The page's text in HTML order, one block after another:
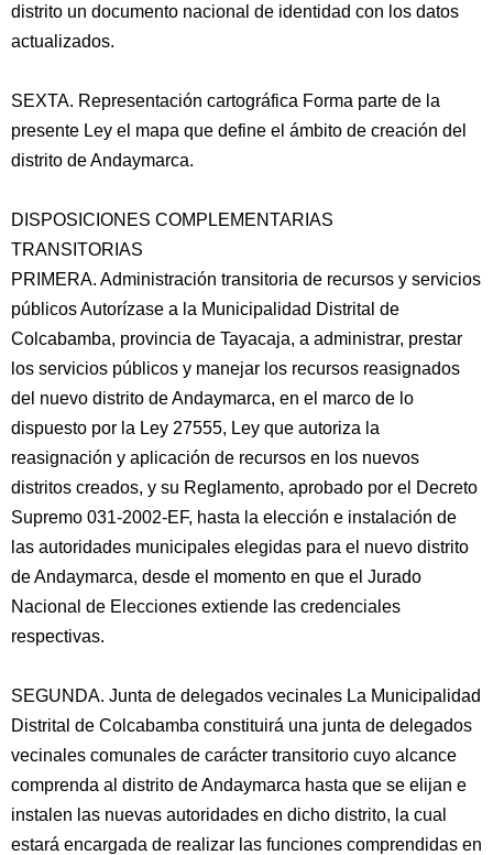
distrito un documento nacional de identidad con los datos
actualizados.
SEXTA. Representación cartográfica Forma parte de la
presente Ley el mapa que define el ámbito de creación del
distrito de Andaymarca.
DISPOSICIONES COMPLEMENTARIAS
TRANSITORIAS
PRIMERA. Administración transitoria de recursos y servicios
públicos Autorízase a la Municipalidad Distrital de
Colcabamba, provincia de Tayacaja, a administrar, prestar
los servicios públicos y manejar los recursos reasignados
del nuevo distrito de Andaymarca, en el marco de lo
dispuesto por la Ley 27555, Ley que autoriza la
reasignación y aplicación de recursos en los nuevos
distritos creados, y su Reglamento, aprobado por el Decreto
Supremo 031-2002-EF, hasta la elección e instalación de
las autoridades municipales elegidas para el nuevo distrito
de Andaymarca, desde el momento en que el Jurado
Nacional de Elecciones extiende las credenciales
respectivas.
SEGUNDA. Junta de delegados vecinales La Municipalidad
Distrital de Colcabamba constituirá una junta de delegados
vecinales comunales de carácter transitorio cuyo alcance
comprenda al distrito de Andaymarca hasta que se elijan e
instalen las nuevas autoridades en dicho distrito, la cual
estará encargada de realizar las funciones comprendidas en